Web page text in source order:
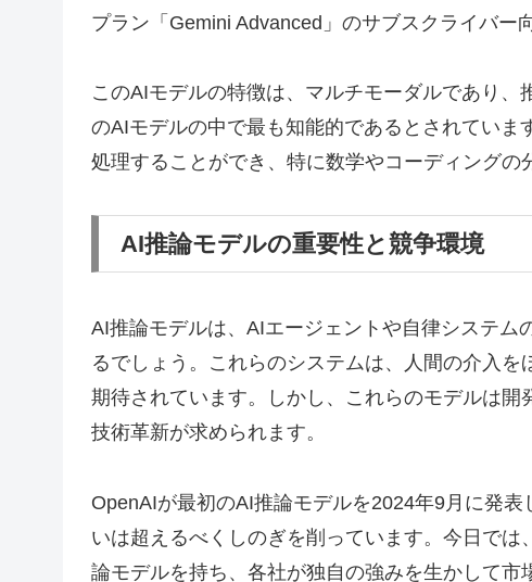
プラン「Gemini Advanced」のサブスクライバー
このAIモデルの特徴は、マルチモーダルであり
のAIモデルの中で最も知能的であるとされてい
処理することができ、特に数学やコーディングの
AI推論モデルの重要性と競争環境
AI推論モデルは、AIエージェントや自律システ
るでしょう。これらのシステムは、人間の介入
期待されています。しかし、これらのモデルは開
技術革新が求められます。
OpenAIが最初のAI推論モデルを2024年9月に発
いは超えるべくしのぎを削っています。今日で
論モデルを持ち、各社が独自の強みを生かして市